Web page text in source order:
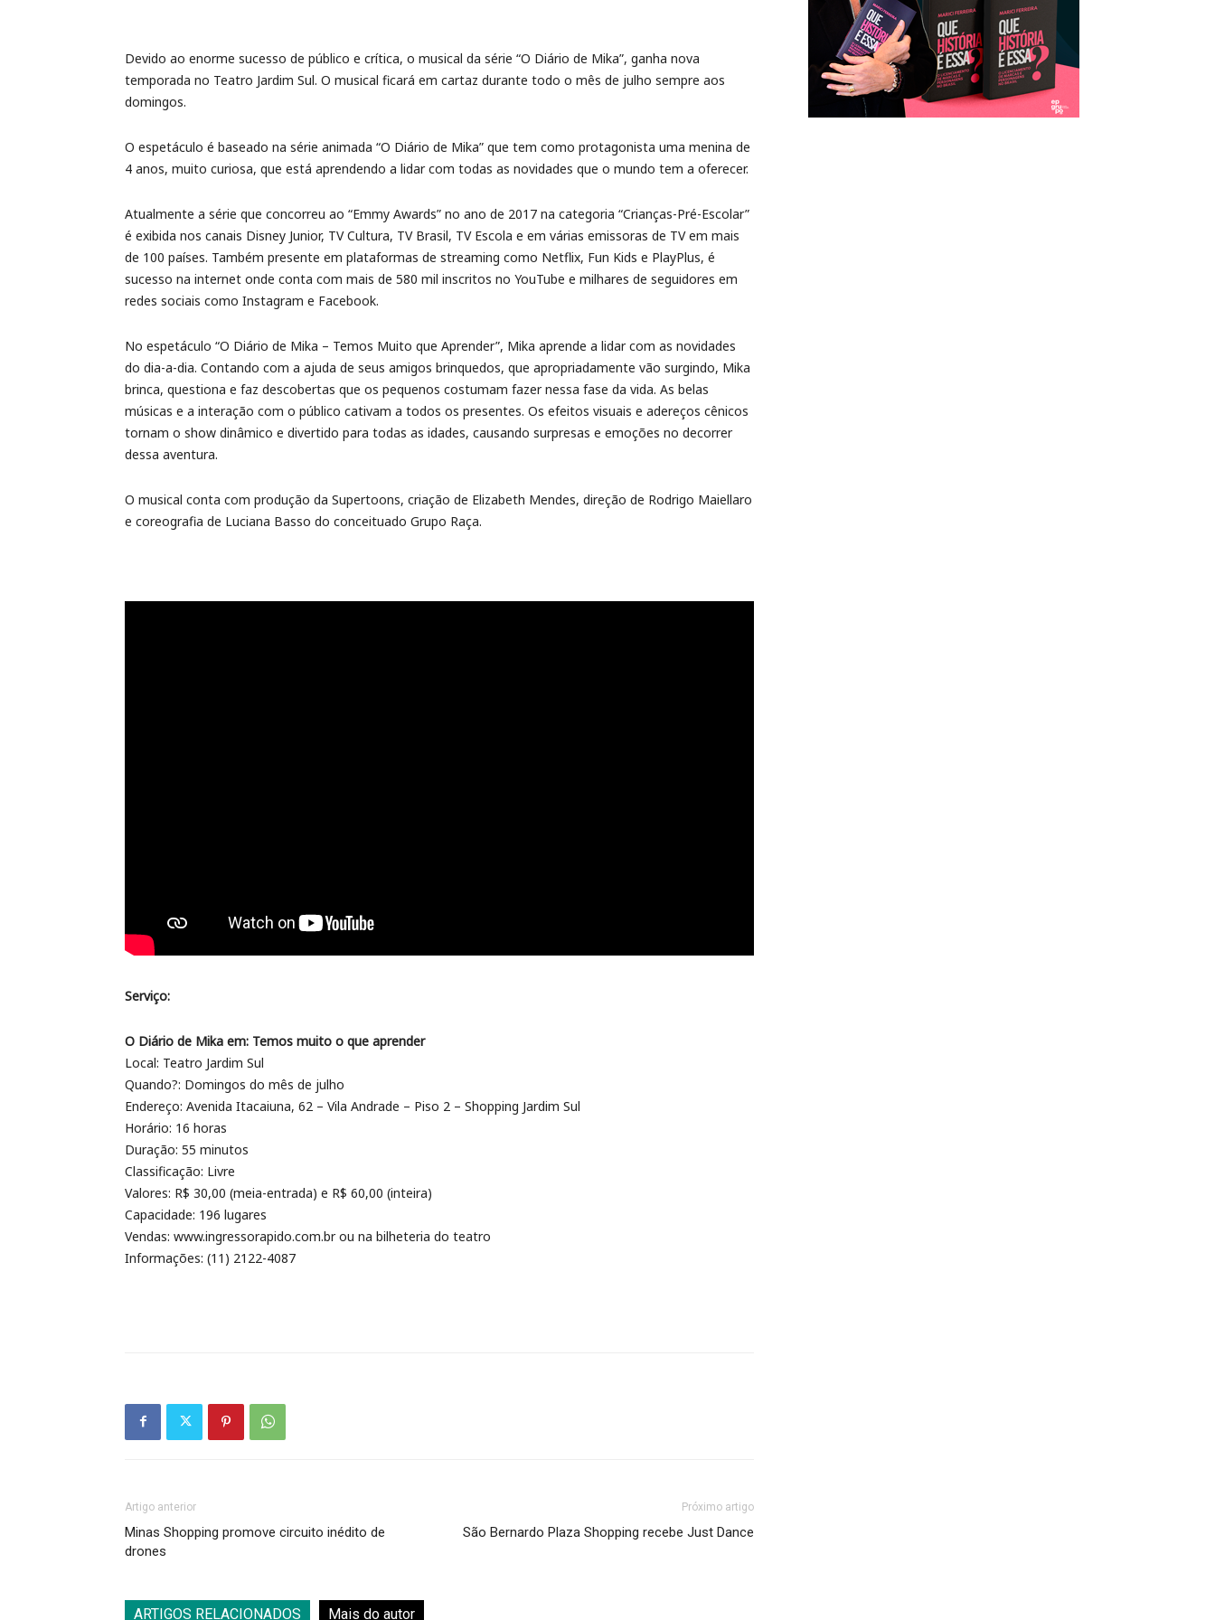
Devido ao enorme sucesso de público e crítica, o musical da série “O Diário de Mika”, ganha nova
temporada no Teatro Jardim Sul. O musical ficará em cartaz durante todo o mês de julho sempre aos
domingos.
O espetáculo é baseado na série animada “O Diário de Mika” que tem como protagonista uma menina de
4 anos, muito curiosa, que está aprendendo a lidar com todas as novidades que o mundo tem a oferecer.
Atualmente a série que concorreu ao “Emmy Awards” no ano de 2017 na categoria “Crianças-Pré-Escolar”
é exibida nos canais Disney Junior, TV Cultura, TV Brasil, TV Escola e em várias emissoras de TV em mais
de 100 países. Também presente em plataformas de streaming como Netflix, Fun Kids e PlayPlus, é
sucesso na internet onde conta com mais de 580 mil inscritos no YouTube e milhares de seguidores em
redes sociais como Instagram e Facebook.
No espetáculo “O Diário de Mika – Temos Muito que Aprender”, Mika aprende a lidar com as novidades
do dia-a-dia. Contando com a ajuda de seus amigos brinquedos, que apropriadamente vão surgindo, Mika
brinca, questiona e faz descobertas que os pequenos costumam fazer nessa fase da vida. As belas
músicas e a interação com o público cativam a todos os presentes. Os efeitos visuais e adereços cênicos
tornam o show dinâmico e divertido para todas as idades, causando surpresas e emoções no decorrer
dessa aventura.
O musical conta com produção da Supertoons, criação de Elizabeth Mendes, direção de Rodrigo Maiellaro
e coreografia de Luciana Basso do conceituado Grupo Raça.
Serviço:
O Diário de Mika em: Temos muito o que aprender
Local: Teatro Jardim Sul
Quando?: Domingos do mês de julho
Endereço: Avenida Itacaiuna, 62 – Vila Andrade – Piso 2 – Shopping Jardim Sul
Horário: 16 horas
Duração: 55 minutos
Classificação: Livre
Valores: R$ 30,00 (meia-entrada) e R$ 60,00 (inteira)
Capacidade: 196 lugares
Vendas: www.ingressorapido.com.br ou na bilheteria do teatro
Informações: (11) 2122-4087
Artigo anterior
Minas Shopping promove circuito inédito de
drones
Próximo artigo
São Bernardo Plaza Shopping recebe Just Dance
ARTIGOS RELACIONADOS Mais do autor